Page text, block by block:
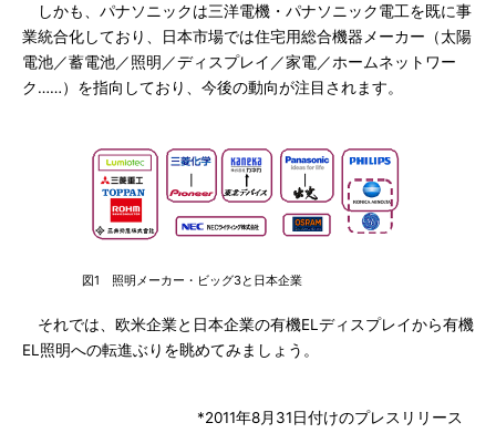
しかも、パナソニックは三洋電機・パナソニック電工を既に事
業統合化しており、日本市場では住宅用総合機器メーカー（太陽
電池／蓄電池／照明／ディスプレイ／家電／ホームネットワー
ク……）を指向しており、今後の動向が注目されます。
図1 照明メーカー・ビッグ3と日本企業
それでは、欧米企業と日本企業の有機ELディスプレイから有機
EL照明への転進ぶりを眺めてみましょう。
*2011年8月31日付けのプレスリリース